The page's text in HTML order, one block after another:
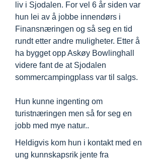
liv i Sjodalen. For vel 6 år siden var
hun lei av å jobbe innendørs i
Finansnæringen og så seg en tid
rundt etter andre muligheter. Etter å
ha bygget opp Askøy Bowlinghall
videre fant de at Sjodalen
sommercampingplass var til salgs.
Hun kunne ingenting om
turistnæringen men så for seg en
jobb med mye natur..
Heldigvis kom hun i kontakt med en
ung kunnskapsrik jente fra